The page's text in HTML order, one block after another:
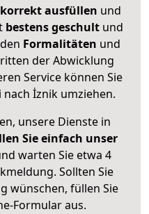
korrekt ausfüllen und
bestens geschult und
Formalitäten und
der Abwicklung
Service können Sie
İznik umziehen.
unsere Dienste in
Sie einfach unser
warten Sie etwa 4
Sollten Sie
wünschen, füllen Sie
Formular aus.